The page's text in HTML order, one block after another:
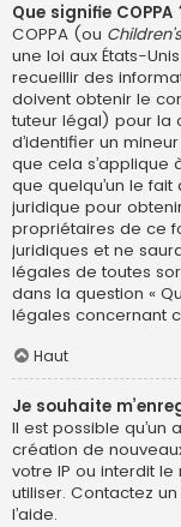
Que signifie COPPA
COPPA (ou
une loi aux États-
recueillir des
doivent obtenir le
tuteur légal) pour la
d’identifier un
que cela s’applique
que quelqu’un le
juridique pour
propriétaires de ce
juridiques et ne
légales de toutes
dans la question «
légales concernant
Haut
Je souhaite
Il est possible qu’un
création de
votre IP ou interdit le
utiliser. Contactez
l’aide.